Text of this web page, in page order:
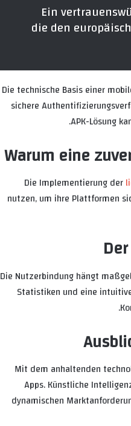
„Ein
die den
Die technische Basis einer
sichere
APK-Lösung
Warum eine
Die Implementierung der
nutzen, um ihre Plattformen
Die Nutzerbindung hängt
Statistiken und eine
Mit dem anhaltenden
Apps. Künstliche
dynamischen